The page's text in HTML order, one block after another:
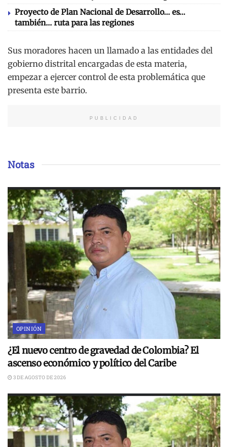
Proyecto de Plan Nacional de Desarrollo… es…
también… ruta para las regiones
Sus moradores hacen un llamado a las entidades del
gobierno distrital encargadas de esta materia,
empezar a ejercer control de esta problemática que
presenta este barrio.
PUBLICIDAD
Notas
OPINIÓN
¿El nuevo centro de gravedad de Colombia? El
ascenso económico y político del Caribe
3 DE AGOSTO DE 2026